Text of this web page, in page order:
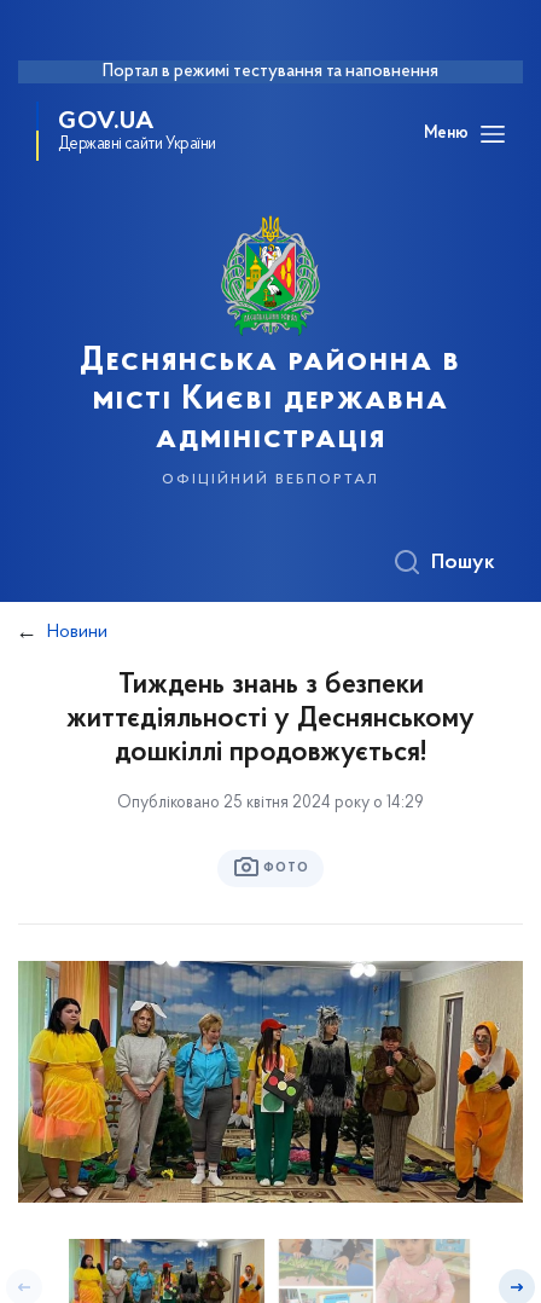
Портал в режимі тестування та наповнення
GOV.UA
Державні сайти України
Меню
Деснянська районна в
місті Києві державна
адміністрація
офіційний вебпортал
Пошук
Новини
Тиждень знань з безпеки
життєдіяльності у Деснянському
дошкіллі продовжується!
Опубліковано 25 квітня 2024 року о 14:29
ФОТО